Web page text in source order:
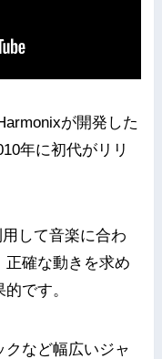
が開発した
年に初代がリリ
して音楽に合わ
正確な動きを求め
です。
など幅広いジャ